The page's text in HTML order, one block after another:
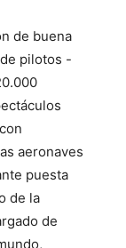
de buena
pilotos -
aeronaves
puesta
de la
de